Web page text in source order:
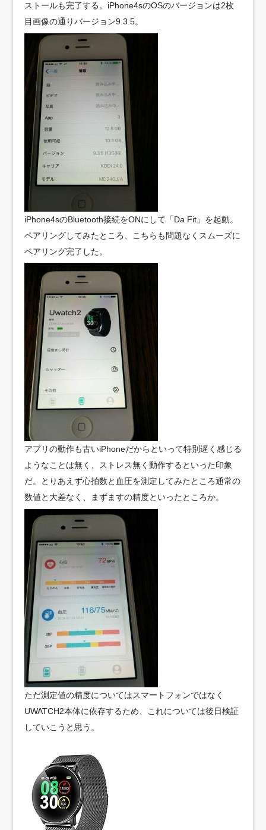
ストールも完了する。iPhone4sのOSのバージョンは2枚
目画像の通りバージョン9.3.5。
iPhone4sのBluetooth接続をONにして「Da Fit」を起動。
ペアリングしてみたところ、こちらも問題なくスムーズに
ペアリング完了した。
アプリの動作も古いiPhoneだからといって特別遅く感じる
ようなことは無く、ストレス無く動作するといった印象
だ。とりあえず心拍数と血圧を測定してみたところ通常の
数値と大差なく、まずますの精度といったところか。
ただ測定値の精度についてはスマートフォンではなく
UWATCH2本体に依存するため、これについては後日検証
していこうと思う。